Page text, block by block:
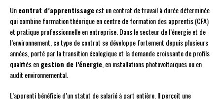
Uncontrat d’apprentissageest un contrat de travail à durée déterminée
qui combine formation théorique en centre de formation des apprentis (CFA)
et pratique professionnelle en entreprise. Dans le secteur de l’énergie et de
l’environnement, ce type de contrat se développe fortement depuis plusieurs
années, porté par la transition écologique et la demande croissante de profils
qualifiés engestion de l’énergie, en installations photovoltaïques ou en
audit environnemental.
L’apprenti bénéficie d’un statut de salarié à part entière. Il perçoit une